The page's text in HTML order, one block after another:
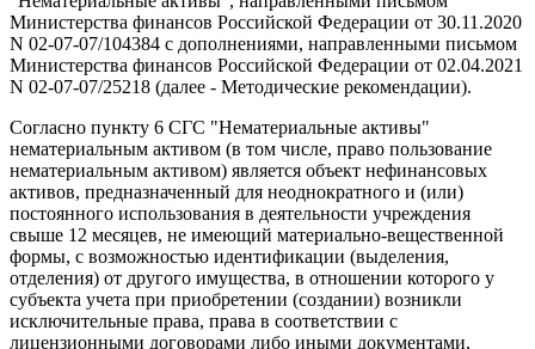
Министерства финансов Российской Федерации от 30.11.2020
N 02-07-07/104384 с дополнениями, направленными письмом
Министерства финансов Российской Федерации от 02.04.2021
N 02-07-07/25218 (далее - Методические рекомендации).
Согласно пункту 6 СГС "Нематериальные активы"
нематериальным активом (в том числе, право пользование
нематериальным активом) является объект нефинансовых
активов, предназначенный для неоднократного и (или)
постоянного использования в деятельности учреждения
свыше 12 месяцев, не имеющий материально-вещественной
формы, с возможностью идентификации (выделения,
отделения) от другого имущества, в отношении которого у
субъекта учета при приобретении (создании) возникли
исключительные права, права в соответствии с
лицензионными договорами либо иными документами,